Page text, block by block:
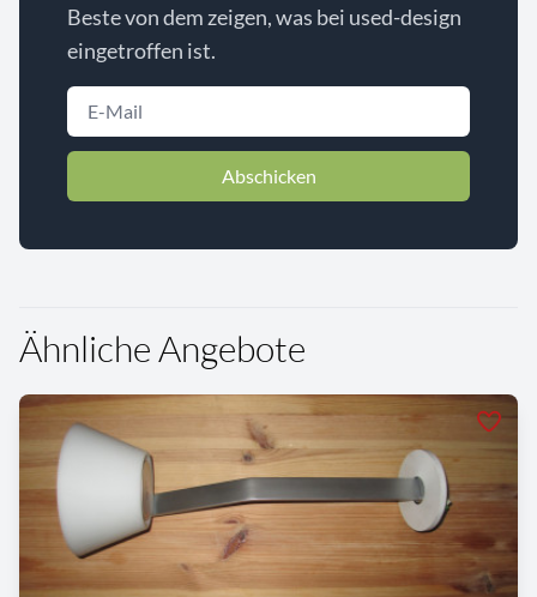
Beste von dem zeigen, was bei used-design
eingetroffen ist.
Abschicken
Ähnliche Angebote